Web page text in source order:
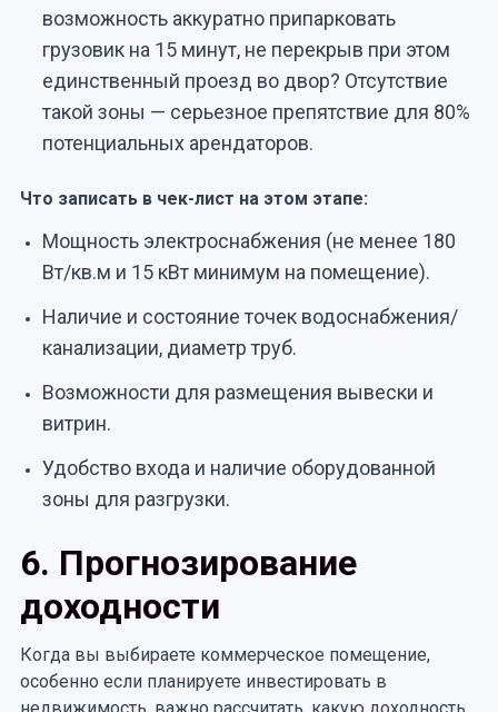
возможность аккуратно припарковать
грузовик на 15 минут, не перекрыв при этом
единственный проезд во двор? Отсутствие
такой зоны — серьезное препятствие для 80%
потенциальных арендаторов.
Что записать в чек-лист на этом этапе:
Мощность электроснабжения (не менее 180
Вт/кв.м и 15 кВт минимум на помещение).
Наличие и состояние точек водоснабжения/
канализации, диаметр труб.
Возможности для размещения вывески и
витрин.
Удобство входа и наличие оборудованной
зоны для разгрузки.
6. Прогнозирование
доходности
Когда вы выбираете коммерческое помещение,
особенно если планируете инвестировать в